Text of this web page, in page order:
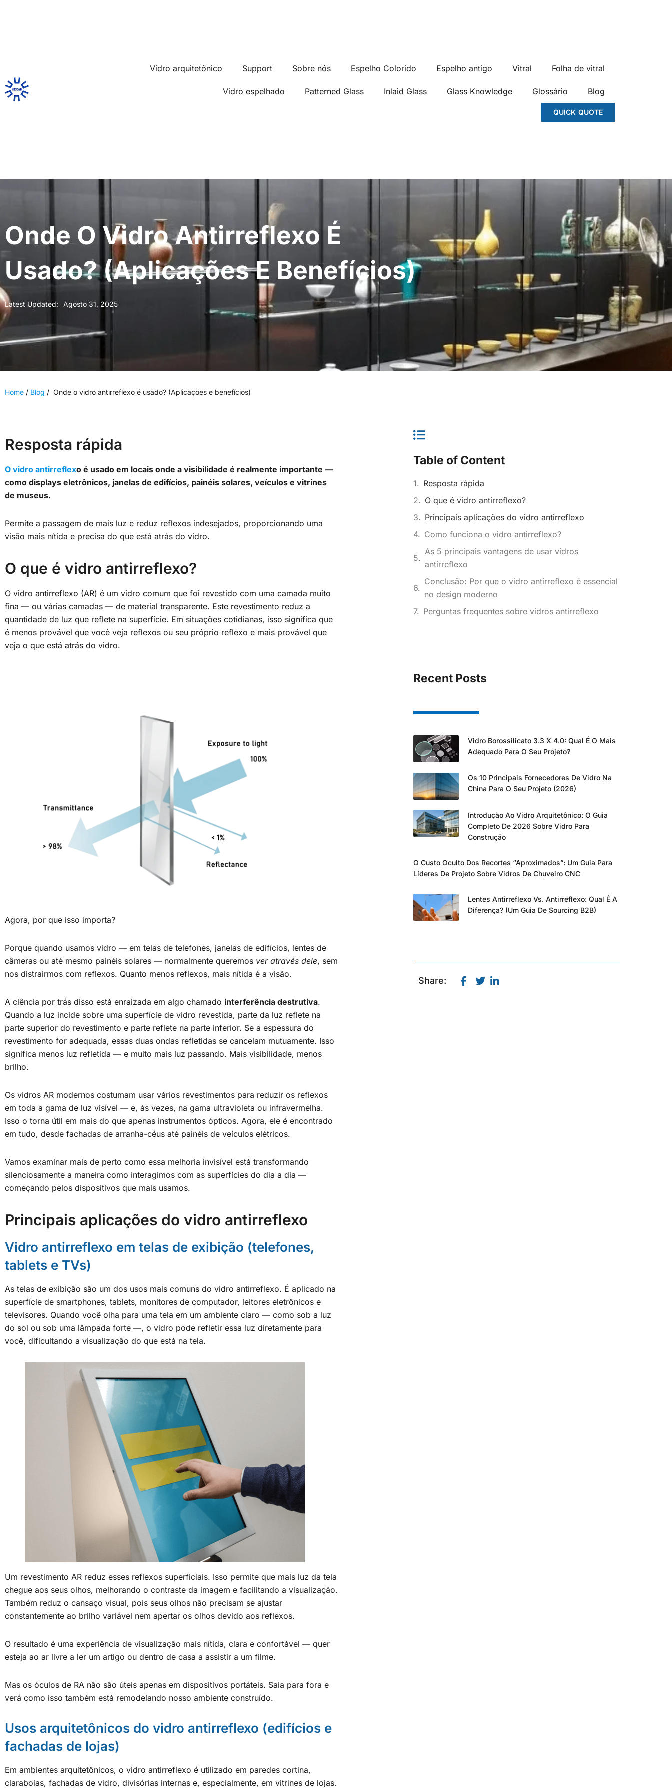
Vidro arquitetônico Support Sobre nós Espelho Colorido Espelho antigo Vitral Folha de vitral
Vidro espelhado Patterned Glass Inlaid Glass Glass Knowledge Glossário Blog
QUICK QUOTE
Onde O Vidro Antirreflexo É
Usado? (Aplicações E Benefícios)
Latest Updated: Agosto 31, 2025
Home / Blog / Onde o vidro antirreflexo é usado? (Aplicações e benefícios)
Resposta rápida
O vidro antirreflexo é usado em locais onde a visibilidade é realmente importante —
como displays eletrônicos, janelas de edifícios, painéis solares, veículos e vitrines
de museus.
Permite a passagem de mais luz e reduz reflexos indesejados, proporcionando uma
visão mais nítida e precisa do que está atrás do vidro.
O que é vidro antirreflexo?
O vidro antirreflexo (AR) é um vidro comum que foi revestido com uma camada muito
fina — ou várias camadas — de material transparente. Este revestimento reduz a
quantidade de luz que reflete na superfície. Em situações cotidianas, isso significa que
é menos provável que você veja reflexos ou seu próprio reflexo e mais provável que
veja o que está atrás do vidro.
Agora, por que isso importa?
Porque quando usamos vidro — em telas de telefones, janelas de edifícios, lentes de
câmeras ou até mesmo painéis solares — normalmente queremos ver através dele, sem
nos distrairmos com reflexos. Quanto menos reflexos, mais nítida é a visão.
A ciência por trás disso está enraizada em algo chamado interferência destrutiva.
Quando a luz incide sobre uma superfície de vidro revestida, parte da luz reflete na
parte superior do revestimento e parte reflete na parte inferior. Se a espessura do
revestimento for adequada, essas duas ondas refletidas se cancelam mutuamente. Isso
significa menos luz refletida — e muito mais luz passando. Mais visibilidade, menos
brilho.
Os vidros AR modernos costumam usar vários revestimentos para reduzir os reflexos
em toda a gama de luz visível — e, às vezes, na gama ultravioleta ou infravermelha.
Isso o torna útil em mais do que apenas instrumentos ópticos. Agora, ele é encontrado
em tudo, desde fachadas de arranha-céus até painéis de veículos elétricos.
Vamos examinar mais de perto como essa melhoria invisível está transformando
silenciosamente a maneira como interagimos com as superfícies do dia a dia —
começando pelos dispositivos que mais usamos.
Principais aplicações do vidro antirreflexo
Vidro antirreflexo em telas de exibição (telefones,
tablets e TVs)
As telas de exibição são um dos usos mais comuns do vidro antirreflexo. É aplicado na
superfície de smartphones, tablets, monitores de computador, leitores eletrônicos e
televisores. Quando você olha para uma tela em um ambiente claro — como sob a luz
do sol ou sob uma lâmpada forte —, o vidro pode refletir essa luz diretamente para
você, dificultando a visualização do que está na tela.
Um revestimento AR reduz esses reflexos superficiais. Isso permite que mais luz da tela
chegue aos seus olhos, melhorando o contraste da imagem e facilitando a visualização.
Também reduz o cansaço visual, pois seus olhos não precisam se ajustar
constantemente ao brilho variável nem apertar os olhos devido aos reflexos.
O resultado é uma experiência de visualização mais nítida, clara e confortável — quer
esteja ao ar livre a ler um artigo ou dentro de casa a assistir a um filme.
Mas os óculos de RA não são úteis apenas em dispositivos portáteis. Saia para fora e
verá como isso também está remodelando nosso ambiente construído.
Usos arquitetônicos do vidro antirreflexo (edifícios e
fachadas de lojas)
Em ambientes arquitetônicos, o vidro antirreflexo é utilizado em paredes cortina,
claraboias, fachadas de vidro, divisórias internas e, especialmente, em vitrines de lojas.
Table of Content
Resposta rápida
O que é vidro antirreflexo?
Principais aplicações do vidro antirreflexo
Como funciona o vidro antirreflexo?
As 5 principais vantagens de usar vidros
antirreflexo
Conclusão: Por que o vidro antirreflexo é essencial
no design moderno
Perguntas frequentes sobre vidros antirreflexo
Recent Posts
Vidro Borossilicato 3.3 X 4.0: Qual É O Mais
Adequado Para O Seu Projeto?
Os 10 Principais Fornecedores De Vidro Na
China Para O Seu Projeto (2026)
Introdução Ao Vidro Arquitetônico: O Guia
Completo De 2026 Sobre Vidro Para
Construção
O Custo Oculto Dos Recortes “aproximados”: Um Guia Para
Líderes De Projeto Sobre Vidros De Chuveiro CNC
Lentes Antirreflexo Vs. Antirreflexo: Qual É A
Diferença? (Um Guia De Sourcing B2B)
Share: